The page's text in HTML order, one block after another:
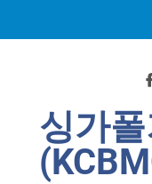
싱가